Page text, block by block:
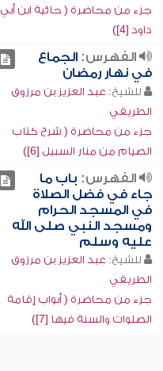
جزء من محاضرة ( حائية ابن أبي
داود [4])
الفهرس:الجماع
في نهار رمضان
للشيخ: عبد العزيز بن مرزوق
الطريفي
جزء من محاضرة ( شرح كتاب
الصيام من منار السبيل [6])
الفهرس: باب ما
جاء في فضل الصلاة
في المسجد الحرام
ومسجد النبي صلى الله
عليه وسلم
للشيخ: عبد العزيز بن مرزوق
الطريفي
جزء من محاضرة ( أبواب إقامة
الصلوات والسنة فيها [7])